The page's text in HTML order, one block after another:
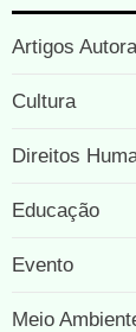
Artigos
Cultura
Direitos
Educação
Evento
Meio